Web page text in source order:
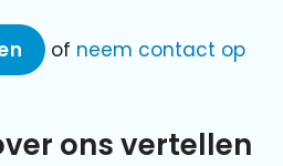
of neem contact op
ons vertellen